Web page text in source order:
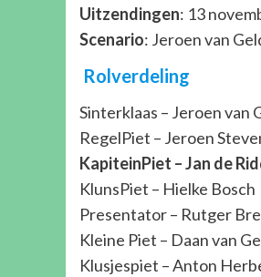
Uitzendingen: 13
Scenario: Jeroen van
Rolverdeling
Sinterklaas – Jeroen van
RegelPiet – Jeroen
KapiteinPiet – Jan de
KlunsPiet – Hielke Bosch
Presentator – Rutger
Kleine Piet – Daan van
Klusjespiet – Anton